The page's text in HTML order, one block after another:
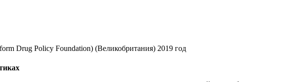
Drug Policy Foundation) (Великобритания) 2019 год